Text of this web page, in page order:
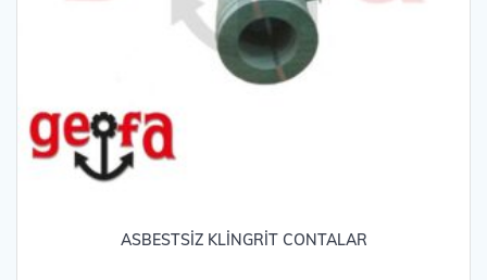
ASBESTSİZ KLİNGRİT CONTALAR